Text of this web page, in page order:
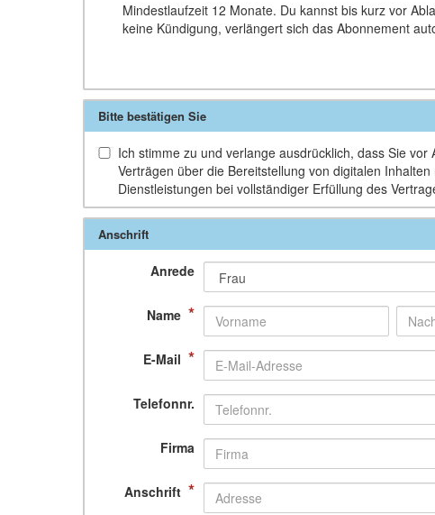
Mindestlaufzeit 12 Monate. Du kannst bis kurz vor
keine Kündigung, verlängert sich das Abonnement
Bitte bestätigen Sie
Ich stimme zu und verlange ausdrücklich, dass Sie
Verträgen über die Bereitstellung von digitalen
Dienstleistungen bei vollständiger Erfüllung des
Anschrift
Anrede
Name *
E-Mail *
Telefonnr.
Firma
Anschrift *